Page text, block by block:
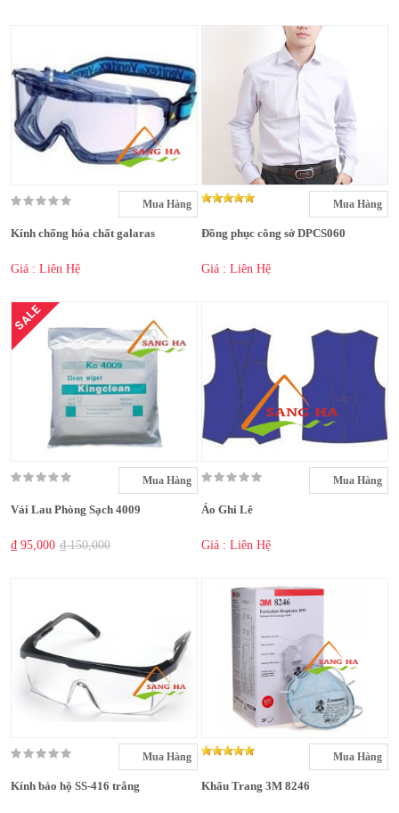
Mua Hàng
Kính chống hóa chất galaras
Giá : Liên Hệ
Mua Hàng
Đồng phục công sở DPCS060
Giá : Liên Hệ
SALE
Mua Hàng
Vải Lau Phòng Sạch 4009
₫ 95,000 ₫ 150,000
Mua Hàng
Áo Ghi Lê
Giá : Liên Hệ
Mua Hàng
Kính bảo hộ SS-416 trắng
Mua Hàng
Khẩu Trang 3M 8246